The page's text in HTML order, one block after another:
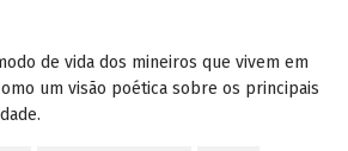
de vida dos mineiros que vivem em
um visão poética sobre os principais